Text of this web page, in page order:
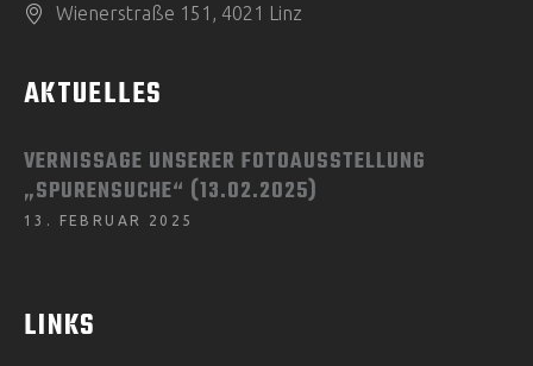
Wienerstraße 151, 4021 Linz
AKTUELLES
VERNISSAGE UNSERER FOTOAUSSTELLUNG
„SPURENSUCHE“ (13.02.2025)
13. FEBRUAR 2025
LINKS